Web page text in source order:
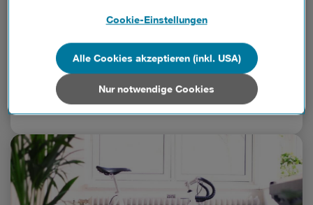
Tipps: Energiesparen im Winter.
Diese Tipps & Tricks solltest du beachten.
Mehr erfahren
Wenn Sie allen Cookies zustimmen, werden auch Cookies
von Drittanbietern verarbeitet, die Ihre Daten in Ländern
außerhalb der europäischen Union (z.B. in den USA)
verarbeiten. Sie unterliegen keinem EU-konformen
Datenschutzniveau und es stehen keine wirksamen
Cookies von Unternehmen in Drittstaaten, die ein ähnliches
Datenschutzniveau wie in der Europäischen Union aufweisen
(z.B. Data Privacy Framework), werden wie europäische
Cookie-Einstellungen
Nur notwendige Cookies
Alle Cookies akzeptieren (inkl. USA)